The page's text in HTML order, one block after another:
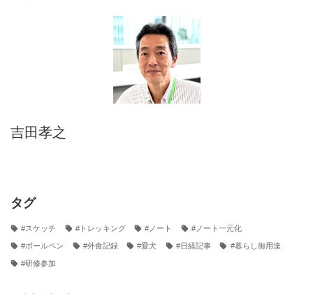
吉田孝之
タグ
#スケッチ #トレッキング #ノート #ノート一元化
#ボールペン #外食記録 #愛犬 #日経記事 #暮らし御用達
#研修参加